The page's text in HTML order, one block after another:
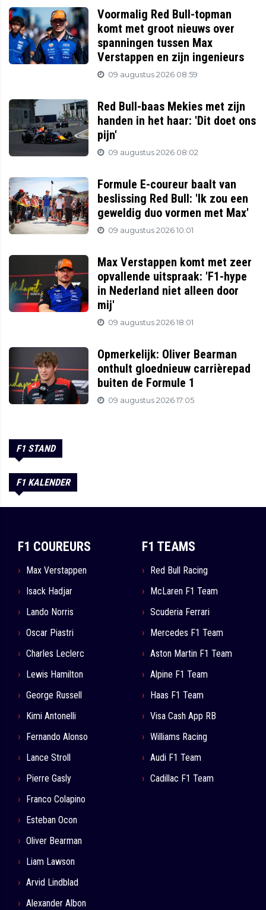
Voormalig Red Bull-topman
komt met groot nieuws over
spanningen tussen Max
Verstappen en zijn ingenieurs
09 augustus 2026 08:59
Red Bull-baas Mekies met zijn
handen in het haar: 'Dit doet ons
pijn'
09 augustus 2026 08:02
Formule E-coureur baalt van
beslissing Red Bull: 'Ik zou een
geweldig duo vormen met Max'
09 augustus 2026 10:01
Max Verstappen komt met zeer
opvallende uitspraak: 'F1-hype
in Nederland niet alleen door
mij'
09 augustus 2026 18:01
Opmerkelijk: Oliver Bearman
onthult gloednieuw carrièrepad
buiten de Formule 1
09 augustus 2026 17:05
F1 STAND
F1 KALENDER
F1 COUREURS
Max Verstappen
Isack Hadjar
Lando Norris
Oscar Piastri
Charles Leclerc
Lewis Hamilton
George Russell
Kimi Antonelli
Fernando Alonso
Lance Stroll
Pierre Gasly
Franco Colapino
Esteban Ocon
Oliver Bearman
Liam Lawson
Arvid Lindblad
Alexander Albon
F1 TEAMS
Red Bull Racing
McLaren F1 Team
Scuderia Ferrari
Mercedes F1 Team
Aston Martin F1 Team
Alpine F1 Team
Haas F1 Team
Visa Cash App RB
Williams Racing
Audi F1 Team
Cadillac F1 Team